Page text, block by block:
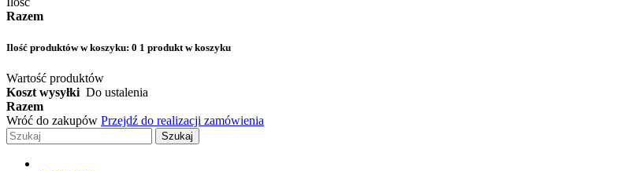
Razem
Ilość produktów w koszyku: 0 1 produkt w koszyku
Wartość produktów
Koszt wysyłki Do ustalenia
Razem
Wróć do zakupów Przejdź do realizacji zamówienia
Szukaj